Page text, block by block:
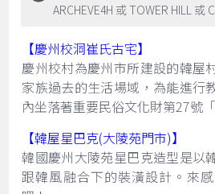
ARCHEVE4H 或 TOWER HILL 或
【慶州校洞崔氏古宅】
慶州校村為慶州市所建設的韓屋
家族過去的生活場域，為能進行
內坐落著重要民俗文化財第27號
【韓屋星巴克(大陵苑門市)】
韓國慶州大陵苑星巴克造型是以
跟韓風融合下的裝潢設計。來